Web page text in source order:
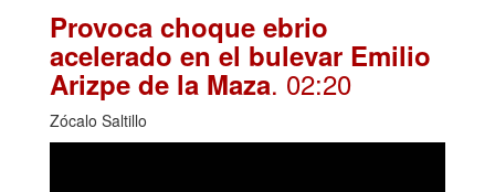
Provoca choque ebrio
acelerado en el bulevar Emilio
Arizpe de la Maza. 02:20
Zócalo Saltillo